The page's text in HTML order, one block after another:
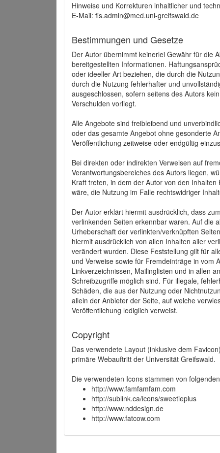
Hinweise und Korrekturen inhaltlicher und
E-Mail: fis.admin@med.uni-greifswald.de
Bestimmungen und Gesetze
Der Autor übernimmt keinerlei Gewähr für die
bereitgestellten Informationen.
oder ideeller Art beziehen, die durch die
durch die Nutzung fehlerhafter und
ausgeschlossen, sofern seitens des Autors
Verschulden vorliegt.
Alle Angebote sind freibleibend und
oder das gesamte Angebot ohne gesonderte
Veröffentlichung zeitweise oder endgültig
Bei direkten oder indirekten Verweisen auf
Verantwortungsbereiches des Autors liegen,
Kraft treten, in dem der Autor von den
wäre, die Nutzung im Falle rechtswidriger
Der Autor erklärt hiermit ausdrücklich, dass
verlinkenden Seiten erkennbar waren. Auf die
Urheberschaft der verlinkten/verknüpften
hiermit ausdrücklich von allen Inhalten aller
verändert wurden. Diese Feststellung gilt für
und Verweise sowie für Fremdeinträge in vom
Linkverzeichnissen, Mailinglisten und in allen
Schreibzugriffe möglich sind. Für illegale,
Schäden, die aus der Nutzung oder
allein der Anbieter der Seite, auf welche
Veröffentlichung lediglich verweist.
Copyright
Das verwendete Layout (inklusive dem
primäre Webauftritt der Universität Greifswald.
Die verwendeten Icons stammen von
http://www.famfamfam.com
http://sublink.ca/icons/sweetieplus
http://www.nddesign.de
http://www.fatcow.com